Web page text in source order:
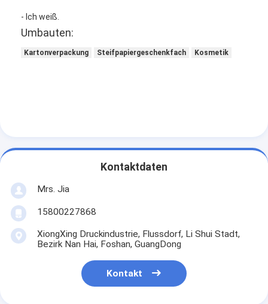
- Ich weiß.
Umbauten:
Kartonverpackung Steifpapiergeschenkfach Kosmetik
Kontaktdaten
Mrs. Jia
15800227868
XiongXing Druckindustrie, Flussdorf, Li Shui Stadt,
Bezirk Nan Hai, Foshan, GuangDong
Kontakt